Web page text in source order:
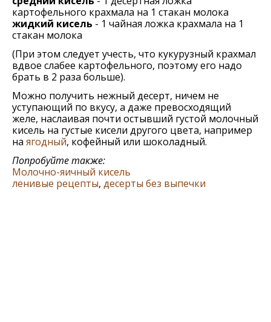
картофельного крахмала на 1 стакан молока
жидкий кисель - 1 чайная ложка крахмала на 1
стакан молока
(При этом следует учесть, что кукурузный крахмал
вдвое слабее картофельного, поэтому его надо
брать в 2 раза больше).
Можно получить нежный десерт, ничем не
уступающий по вкусу, а даже превосходящий
желе, наслаивая почти остывший густой молочный
кисель на густые кисели другого цвета, например
на ягодный, кофейный или шоколадный.
Попробуйте также:
Молочно-яичный кисель
ленивые рецепты, десерты без выпечки